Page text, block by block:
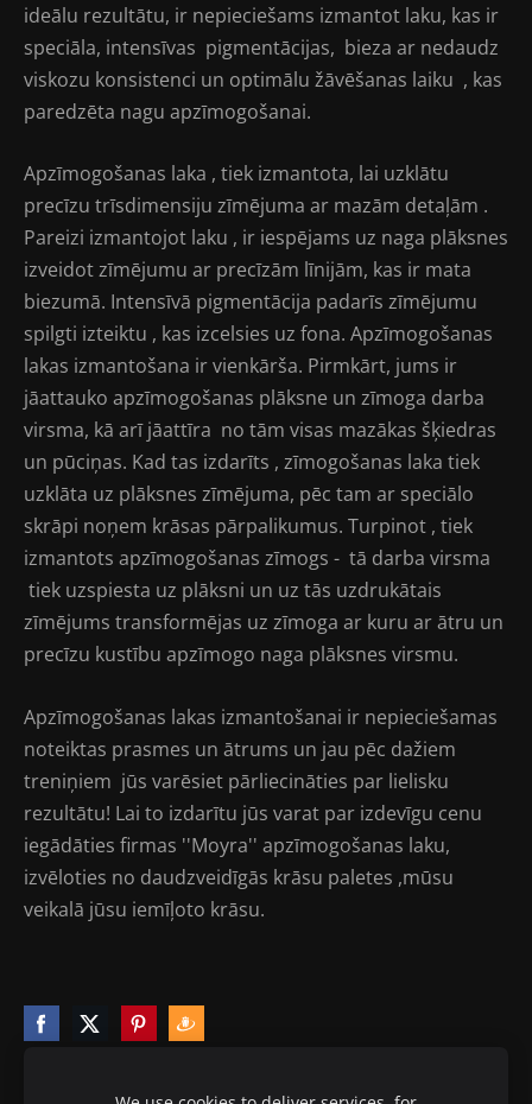
ideālu rezultātu, ir nepieciešams izmantot laku, kas ir
speciāla, intensīvas pigmentācijas, bieza ar nedaudz
viskozu konsistenci un optimālu žāvēšanas laiku , kas
paredzēta nagu apzīmogošanai.
Apzīmogošanas laka , tiek izmantota, lai uzklātu
precīzu trīsdimensiju zīmējuma ar mazām detaļām .
Pareizi izmantojot laku , ir iespējams uz naga plāksnes
izveidot zīmējumu ar precīzām līnijām, kas ir mata
biezumā. Intensīvā pigmentācija padarīs zīmējumu
spilgti izteiktu , kas izcelsies uz fona. Apzīmogošanas
lakas izmantošana ir vienkārša. Pirmkārt, jums ir
jāattauko apzīmogošanas plāksne un zīmoga darba
virsma, kā arī jāattīra no tām visas mazākas šķiedras
un pūciņas. Kad tas izdarīts , zīmogošanas laka tiek
uzklāta uz plāksnes zīmējuma, pēc tam ar speciālo
skrāpi noņem krāsas pārpalikumus. Turpinot , tiek
izmantots apzīmogošanas zīmogs - tā darba virsma
tiek uzspiesta uz plāksni un uz tās uzdrukātais
zīmējums transformējas uz zīmoga ar kuru ar ātru un
precīzu kustību apzīmogo naga plāksnes virsmu.
Apzīmogošanas lakas izmantošanai ir nepieciešamas
noteiktas prasmes un ātrums un jau pēc dažiem
treniņiem jūs varēsiet pārliecināties par lielisku
rezultātu! Lai to izdarītu jūs varat par izdevīgu cenu
iegādāties firmas ''Moyra'' apzīmogošanas laku,
izvēloties no daudzveidīgās krāsu paletes ,mūsu
veikalā jūsu iemīļoto krāsu.